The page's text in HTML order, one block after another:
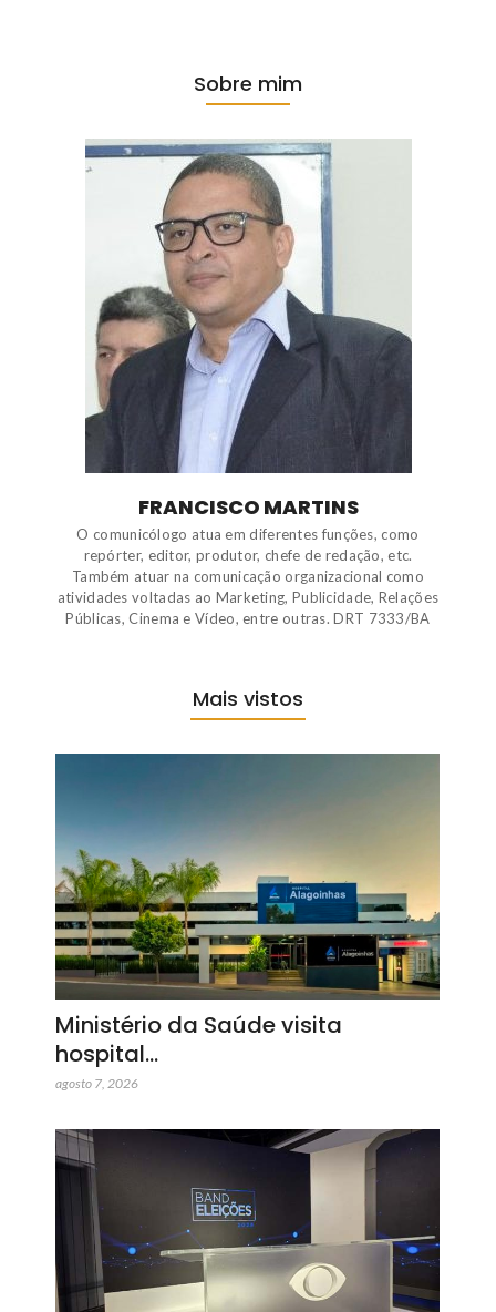
Sobre mim
FRANCISCO MARTINS
O comunicólogo atua em diferentes funções, como
repórter, editor, produtor, chefe de redação, etc.
Também atuar na comunicação organizacional como
atividades voltadas ao Marketing, Publicidade, Relações
Públicas, Cinema e Vídeo, entre outras. DRT 7333/BA
Mais vistos
Ministério da Saúde visita
hospital…
agosto 7, 2026